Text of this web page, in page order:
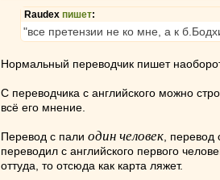
Raudex пишет:
"все претензии не ко мне, а к
Нормальный переводчик пишет
С переводчика с английского можно
всё его мнение.
Перевод с пали один человек ,
переводил с английского первого
оттуда, то отсюда как карта ляжет.